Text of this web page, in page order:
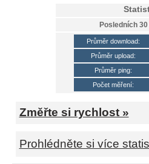
Posledních 30
Průměr download:
Průměr upload:
Průměr ping:
Počet měření:
Změřte si rychlost »
Prohlédněte si více